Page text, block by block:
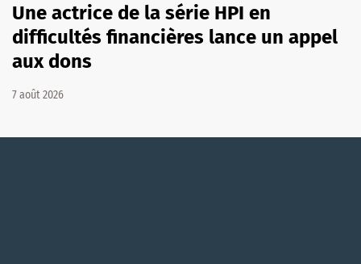
Une actrice de la série HPI en
difficultés financières lance un appel
aux dons
7 août 2026